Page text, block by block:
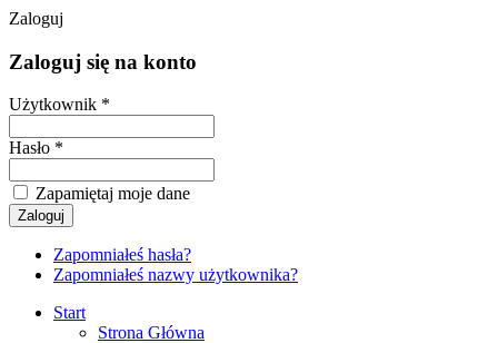
Zaloguj
Zaloguj się na konto
Użytkownik *
Hasło *
Zapamiętaj moje dane
Zapomniałeś hasła?
Zapomniałeś nazwy użytkownika?
Start
Strona Główna